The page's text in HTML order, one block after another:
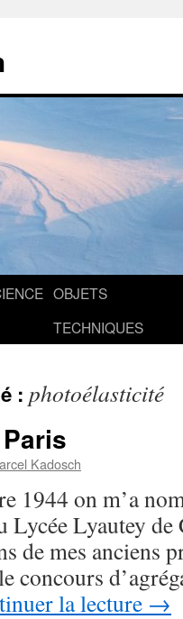
OBJETS
TECHNIQUES
: photoélasticité
Kadosch
1944 on m’a
Lycée Lyautey de
de mes anciens
concours
la lecture →